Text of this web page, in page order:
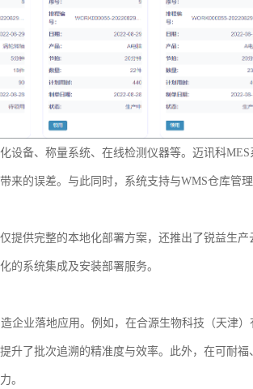
设备、称量系统、在线检测仪器等。迈讯科
来的误差。与此同时，系统支持与WMS仓库管
提供完整的本地化部署方案，还推出了锐益生
的系统集成及安装部署服务。
企业落地应用。例如，在合源生物科技（天津
升了批次追溯的精准度与效率。此外，在可耐
。